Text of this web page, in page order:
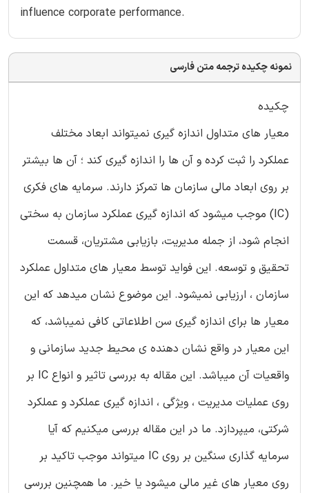
influence corporate performance.
نمونه چکیده ترجمه متن فارسی
چکیده
معیار های متداول اندازه گیری نمیتواند ابعاد مختلف
عملکرد را ثبت کرده و آن ها را اندازه گیری کند ؛ آن ها بیشتر
بر روی ابعاد مالی سازمان ها تمرکز دارند. سرمایه های فکری
(IC) موجب میشود که اندازه گیری عملکرد سازمان به سختی
انجام شود، از جمله مدیریت، بازیابی مشتریان، قسمت
تحقیق و توسعه. این فواید توسط معیار های متداول عملکرد
سازمان ، ارزیابی نمیشود. این موضوع نشان میدهد که این
معیار ها برای اندازه گیری سن اطلاعاتی کافی نمیباشد، که
این معیار در واقع نشان دهنده ی محیط جدید سازمانی و
واقعیات آن میباشد. این مقاله به بررسی تاثیر و انواع IC بر
روی عملیات مدیریت ، ویژگی ، اندازه گیری عملکرد و عملکرد
شرکتی، میپردازد. ما در این مقاله بررسی میکنیم که آیا
سرمایه گذاری سنگین بر روی IC میتواند موجب تاکید بر
روی معیار های غیر مالی میشود یا خیر. ما همچنین بررسی